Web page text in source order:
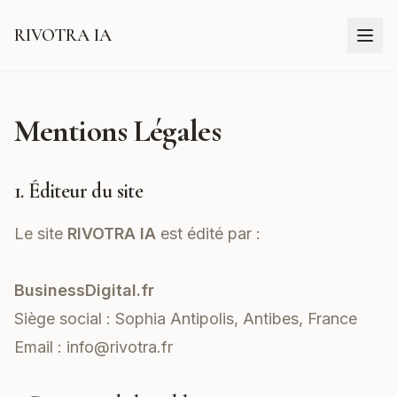
RIVOTRA IA
Mentions Légales
1. Éditeur du site
Le site RIVOTRA IA est édité par :
BusinessDigital.fr
Siège social : Sophia Antipolis, Antibes, France
Email : info@rivotra.fr